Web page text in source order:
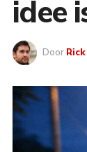
idee
Door Rick